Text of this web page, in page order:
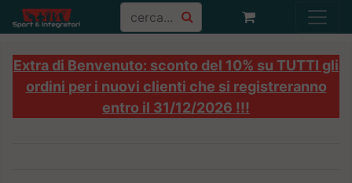
Extra di Benvenuto: sconto del 10% su TUTTI gli
ordini per i nuovi clienti che si registreranno
entro il 31/12/2026 !!!